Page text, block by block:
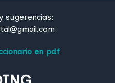
sugerencias:
en pdf